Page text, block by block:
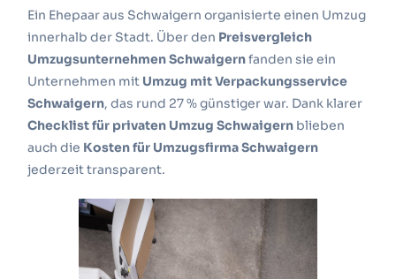
Ein Ehepaar aus Schwaigern organisierte einen Umzug
innerhalb der Stadt. Über den Preisvergleich
Umzugsunternehmen Schwaigernfanden sie ein
Unternehmen mit Umzug mit Verpackungsservice
Schwaigern, das rund 27 % günstiger war. Dank klarer
Checklist für privaten Umzug Schwaigern blieben
auch die Kosten für Umzugsfirma Schwaigern
jederzeit transparent.